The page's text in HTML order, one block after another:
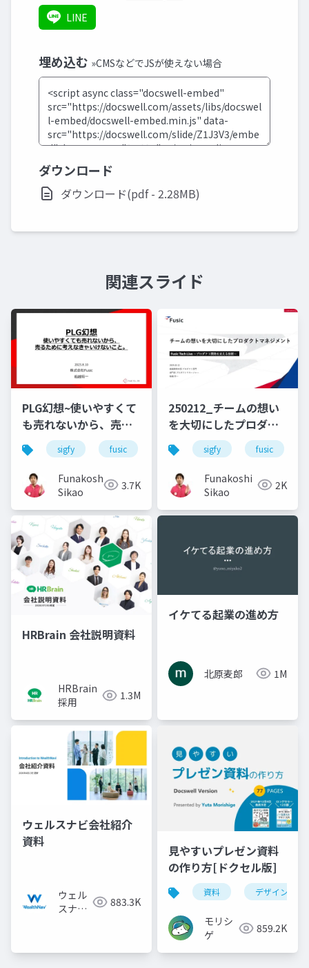
LINE
埋め込む »CMSなどでJSが使えない場合
ダウンロード
ダウンロード(pdf - 2.28MB)
関連スライド
PLG幻想~使いやすくて
も売れないから、売る
ために考えなきゃいけ
ないこと。~（Fusic
Biz live vol.1）
sigfy fusic slg
Funakoshi
Sikao
3.7K
250212_チームの想い
を大切にしたプロダク
トマネジメント
sigfy fusic
Funakoshi
Sikao
2K
HRBrain 会社説明資料
HRBrain
採用
1.3M
イケてる起業の進め方
北原麦郎 1M
ウェルスナビ会社紹介
資料
ウェル
スナビ
883.3K
見やすいプレゼン資料
の作り方[ドクセル版]
資料 デザイン
モリシ
ゲ
859.2K